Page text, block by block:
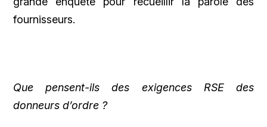
fournisseurs.
Que pensent-ils des exigences RSE des
donneurs d’ordre ?